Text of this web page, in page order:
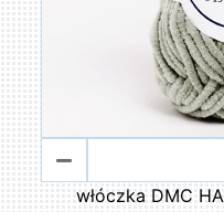
włóczka DMC